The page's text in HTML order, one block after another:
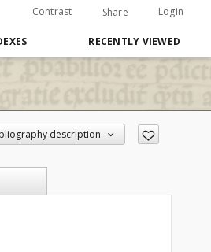
Contrast Share Login
RECENTLY VIEWED
description